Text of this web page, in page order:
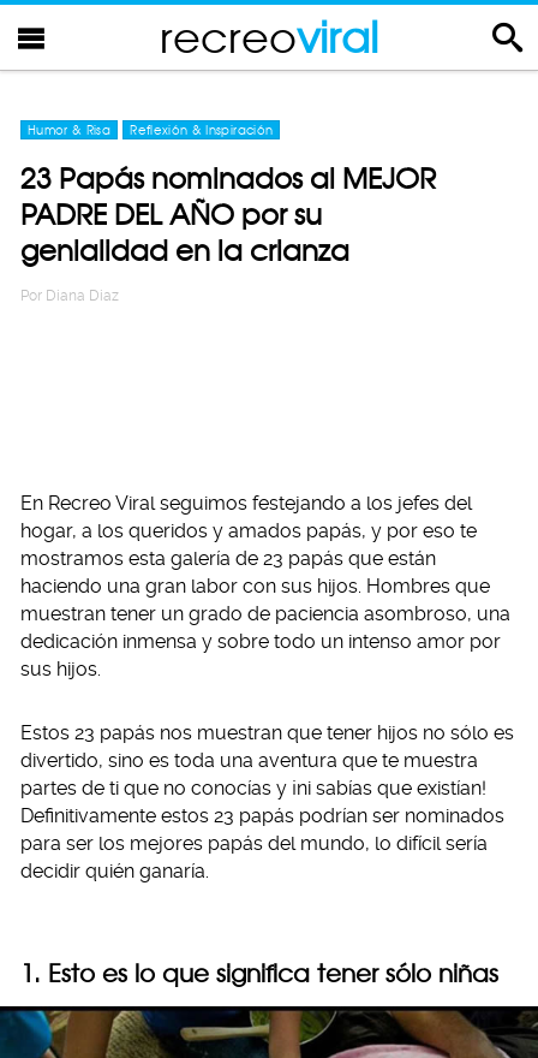
recreoviral
Humor & Risa Reflexión & Inspiración
23 Papás nominados al MEJOR
PADRE DEL AÑO por su
genialidad en la crianza
Por Diana Diaz
En Recreo Viral seguimos festejando a los jefes del
hogar, a los queridos y amados papás, y por eso te
mostramos esta galería de 23 papás que están
haciendo una gran labor con sus hijos. Hombres que
muestran tener un grado de paciencia asombroso, una
dedicación inmensa y sobre todo un intenso amor por
sus hijos.
Estos 23 papás nos muestran que tener hijos no sólo es
divertido, sino es toda una aventura que te muestra
partes de ti que no conocías y ¡ni sabías que existían!
Definitivamente estos 23 papás podrían ser nominados
para ser los mejores papás del mundo, lo difícil sería
decidir quién ganaría.
1. Esto es lo que significa tener sólo niñas